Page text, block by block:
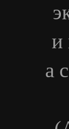
и
а